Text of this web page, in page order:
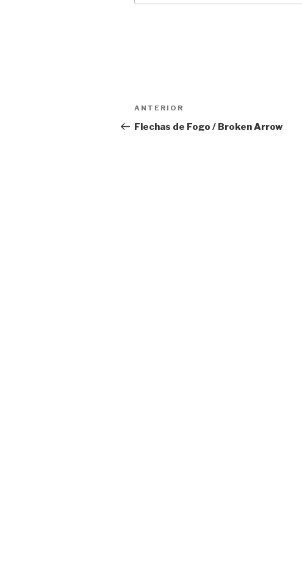
Navegação
de
Anterior
ANTERIOR
Flechas de Fogo / Broken Arrow